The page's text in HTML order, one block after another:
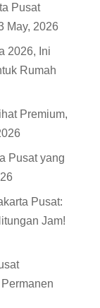
Pusat
May, 2026
2026, Ini
Rumah
Premium,
Pusat yang
Pusat:
Jam!